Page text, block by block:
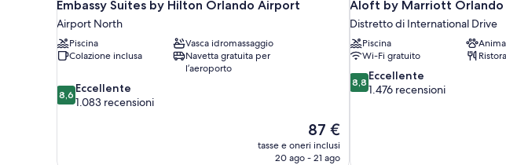
Embassy Suites by Hilton Orlando Airport
Airport North
Piscina
Vasca idromassaggio
Colazione inclusa
Navetta gratuita per
l’aeroporto
8.6
su
8,6 Eccellente
1.083 recensioni
Il
prezzo
attuale
87 €
tasse e oneri inclusi
20 ago - 21 ago
Aloft by Marriott Orlando
Distretto di International Drive
Piscina
Wi-Fi gratuito
8.8
su
8,8 Eccellente
1.476 recensioni